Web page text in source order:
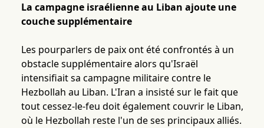
La campagne israélienne au Liban ajoute une
couche supplémentaire
Les pourparlers de paix ont été confrontés à un
obstacle supplémentaire alors qu'Israël
intensifiait sa campagne militaire contre le
Hezbollah au Liban. L'Iran a insisté sur le fait que
tout cessez-le-feu doit également couvrir le Liban,
où le Hezbollah reste l'un de ses principaux alliés.